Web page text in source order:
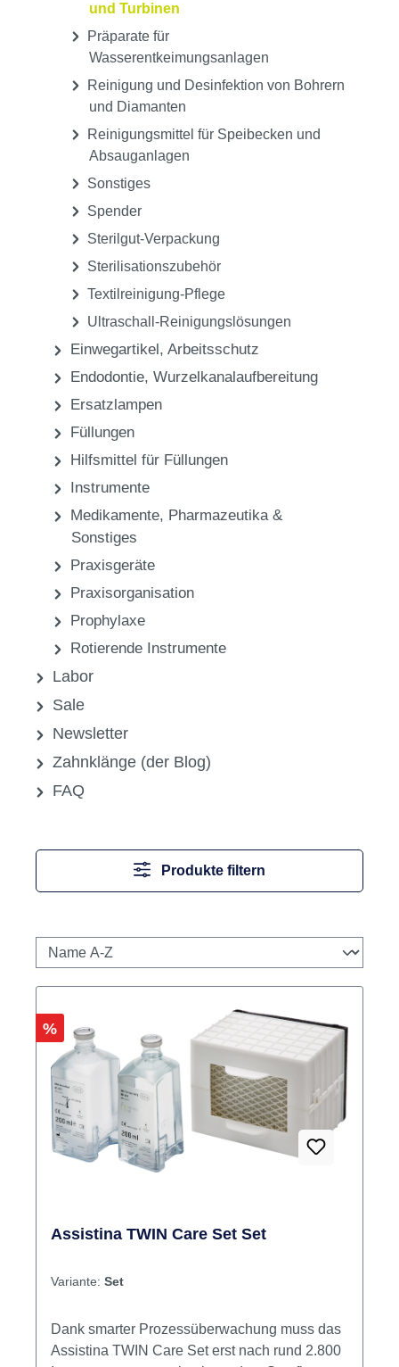
und Turbinen
Präparate für
Wasserentkeimungsanlagen
Reinigung und Desinfektion von Bohrern
und Diamanten
Reinigungsmittel für Speibecken und
Absauganlagen
Sonstiges
Spender
Sterilgut-Verpackung
Sterilisationszubehör
Textilreinigung-Pflege
Ultraschall-Reinigungslösungen
Einwegartikel, Arbeitsschutz
Endodontie, Wurzelkanalaufbereitung
Ersatzlampen
Füllungen
Hilfsmittel für Füllungen
Instrumente
Medikamente, Pharmazeutika &
Sonstiges
Praxisgeräte
Praxisorganisation
Prophylaxe
Rotierende Instrumente
Labor
Sale
Newsletter
Zahnklänge (der Blog)
FAQ
Produkte filtern
Rabatt
%
Assistina TWIN Care Set Set
Variante: Set
Dank smarter Prozessüberwachung muss das
Assistina TWIN Care Set erst nach rund 2.800